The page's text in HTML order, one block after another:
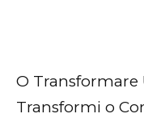
O Transformare
Transformi o